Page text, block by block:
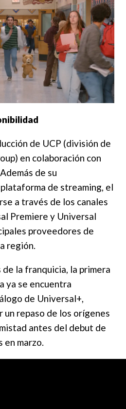
de UCP (división de
en colaboración con
de su
de streaming, el
a través de los canales
Premiere y Universal
proveedores de
región.
la franquicia, la primera
ya se encuentra
de Universal+,
repaso de los orígenes
antes del debut de
en marzo.